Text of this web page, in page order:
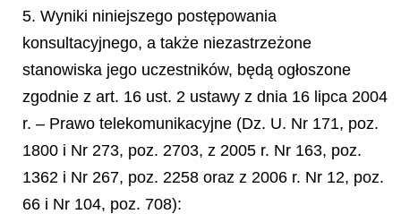
5. Wyniki niniejszego postępowania
konsultacyjnego, a także niezastrzeżone
stanowiska jego uczestników, będą ogłoszone
zgodnie z art. 16 ust. 2 ustawy z dnia 16 lipca 2004
r. – Prawo telekomunikacyjne (Dz. U. Nr 171, poz.
1800 i Nr 273, poz. 2703, z 2005 r. Nr 163, poz.
1362 i Nr 267, poz. 2258 oraz z 2006 r. Nr 12, poz.
66 i Nr 104, poz. 708):